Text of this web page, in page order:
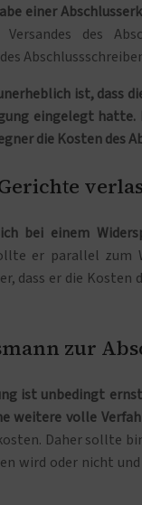
einer
des
ist, dass
eingelegt
die Kosten des
bei einem
er parallel zum
dass er die Kosten
zur
ist unbedingt
weitere volle
Daher sollte
wird oder nicht